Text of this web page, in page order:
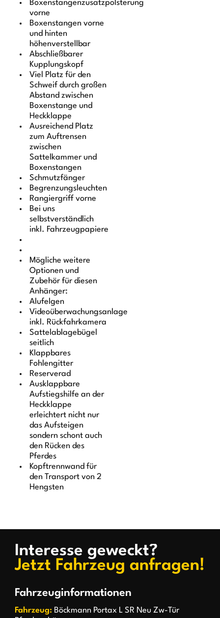
Boxenstangenzusatzpolsterung
vorne
Boxenstangen vorne
und hinten
höhenverstellbar
Abschließbarer
Kupplungskopf
Viel Platz für den
Schweif durch großen
Abstand zwischen
Boxenstange und
Heckklappe
Ausreichend Platz
zum Auftrensen
zwischen
Sattelkammer und
Boxenstangen
Schmutzfänger
Begrenzungsleuchten
Rangiergriff vorne
Bei uns
selbstverständlich
inkl. Fahrzeugpapiere
Mögliche weitere
Optionen und
Zubehör für diesen
Anhänger:
Alufelgen
Videoüberwachungsanlage
inkl. Rückfahrkamera
Sattelablagebügel
seitlich
Klappbares
Fohlengitter
Reserverad
Ausklappbare
Aufstiegshilfe an der
Heckklappe
erleichtert nicht nur
das Aufsteigen
sondern schont auch
den Rücken des
Pferdes
Kopftrennwand für
den Transport von 2
Hengsten
Interesse geweckt?
Jetzt Fahrzeug anfragen!
Fahrzeuginformationen
Fahrzeug: Böckmann Portax L SR Neu Zw-Tür